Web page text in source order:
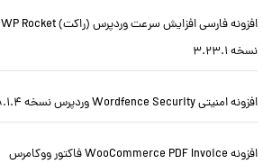
افزونه فارسی افزایش سرعت وردپرس (راکت) WP Rocket
نسخه 3.23.1
افزونه امنیتی Wordfence Security وردپرس نسخه 8.1.4
افزونه WooCommerce PDF Invoice فاکتور ووکامرس